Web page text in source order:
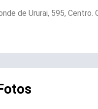
de Ururai, 595,